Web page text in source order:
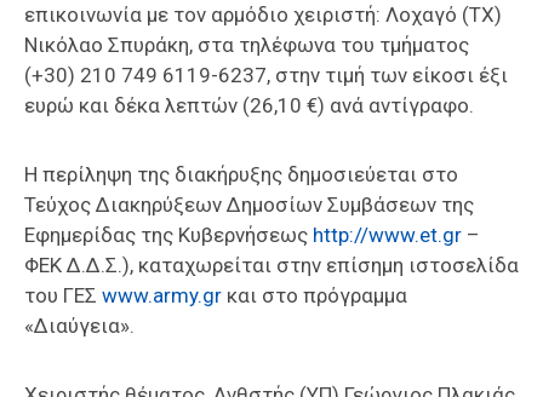
επικοινωνία με τον αρμόδιο χειριστή: Λοχαγό (ΤΧ)
Νικόλαο Σπυράκη, στα τηλέφωνα του τμήματος
(+30) 210 749 6119-6237, στην τιμή των είκοσι έξι
ευρώ και δέκα λεπτών (26,10 €) ανά αντίγραφο.
Η περίληψη της διακήρυξης δημοσιεύεται στο
Τεύχος Διακηρύξεων Δημοσίων Συμβάσεων της
Εφημερίδας της Κυβερνήσεως http://www.et.gr –
ΦΕΚ Δ.Δ.Σ.), καταχωρείται στην επίσημη ιστοσελίδα
του ΓΕΣ www.army.gr και στο πρόγραμμα
«Διαύγεια».